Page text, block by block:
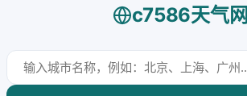
c7586天气网